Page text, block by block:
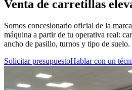
Venta de carretillas
Somos concesionario oficial de la
máquina a partir de tu operativa real:
ancho de pasillo, turnos y tipo de suelo.
Solicitar presupuestoHablar con un